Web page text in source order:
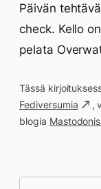
Päivän
check. Kello
pelata
Tässä
Fediversumia
,
blogia